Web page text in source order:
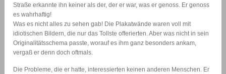
Straße erkannte ihn keiner als der, der er war, was er genoss. Er genoss
es wahrhaftig!
Was es nicht alles zu sehen gab! Die Plakatwände waren voll mit
idiotischen Bildern, die nur das Tollste offerierten. Aber was nicht in sein
Originalitätsschema passte, worauf es ihm ganz besonders ankam,
vergaß er denn doch oftmals.
Die Probleme, die er hatte, interessierten keinen anderen Menschen. Er